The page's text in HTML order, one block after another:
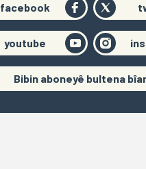
facebook
youtube
Bibin aboneyê bultena